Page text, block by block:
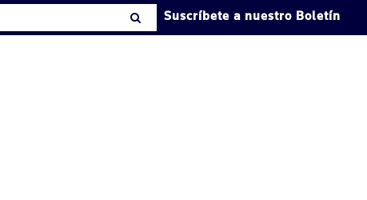
Suscríbete a nuestro Boletín